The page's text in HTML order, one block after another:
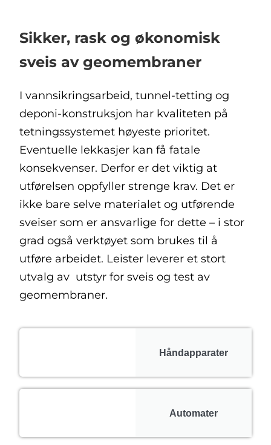
Sikker, rask og økonomisk
sveis av geomembraner
I vannsikringsarbeid, tunnel-tetting og
deponi-konstruksjon har kvaliteten på
tetningssystemet høyeste prioritet.
Eventuelle lekkasjer kan få fatale
konsekvenser. Derfor er det viktig at
utførelsen oppfyller strenge krav. Det er
ikke bare selve materialet og utførende
sveiser som er ansvarlige for dette – i stor
grad også verktøyet som brukes til å
utføre arbeidet. Leister leverer et stort
utvalg av utstyr for sveis og test av
geomembraner.
Håndapparater
Automater